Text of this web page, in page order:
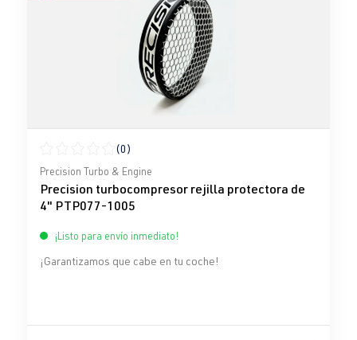
Calificación promedio de 0 de 5 estrellas
(0)
Precision Turbo & Engine
Precision turbocompresor rejilla protectora de
4" PTP077-1005
¡Listo para envío inmediato!
¡Garantizamos que cabe en tu coche!